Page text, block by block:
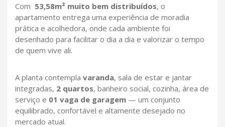
Com 53,58m² muito bem distribuídos, o
apartamento entrega uma experiência de moradia
prática e acolhedora, onde cada ambiente foi
desenhado para facilitar o dia a dia e valorizar o tempo
de quem vive ali.
A planta contempla varanda, sala de estar e jantar
integradas, 2 quartos, banheiro social, cozinha, área de
serviço e 01 vaga de garagem — um conjunto
equilibrado, confortável e altamente desejado no
mercado atual.